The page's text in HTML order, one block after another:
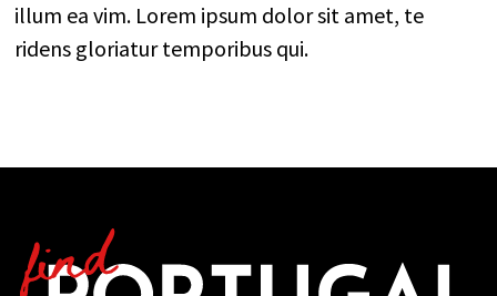
illum ea vim. Lorem ipsum dolor sit amet, te
ridens gloriatur temporibus qui.